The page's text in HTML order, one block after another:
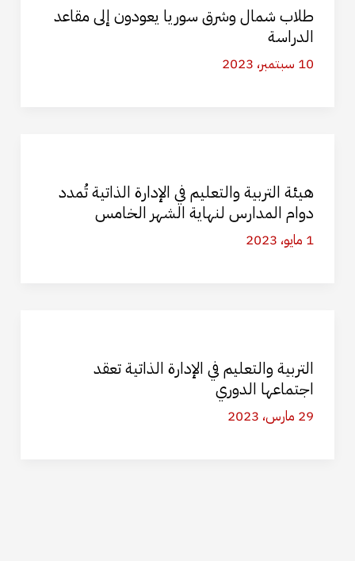
طلاب شمال وشرق سوريا يعودون إلى مقاعد
الدراسة
10 سبتمبر، 2023
هيئة التربية والتعليم في الإدارة الذاتية تُمدد
دوام المدارس لنهاية الشهر الخامس
1 مايو، 2023
التربية والتعليم في الإدارة الذاتية تعقد
اجتماعها الدوري
29 مارس، 2023